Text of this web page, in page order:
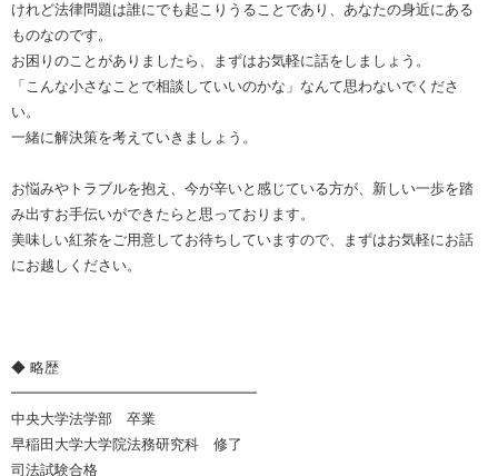
けれど法律問題は誰にでも起こりうることであり、あなたの身近にある
ものなのです。
お困りのことがありましたら、まずはお気軽に話をしましょう。
「こんな小さなことで相談していいのかな」なんて思わないでくださ
い。
一緒に解決策を考えていきましょう。
お悩みやトラブルを抱え、今が辛いと感じている方が、新しい一歩を踏
み出すお手伝いができたらと思っております。
美味しい紅茶をご用意してお待ちしていますので、まずはお気軽にお話
にお越しください。
◆ 略歴
━━━━━━━━━━━━━━━━━
中央大学法学部 卒業
早稲田大学大学院法務研究科 修了
司法試験合格